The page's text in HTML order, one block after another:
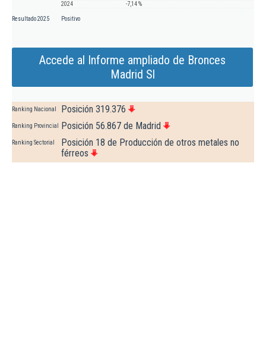
2024
-7,14 %
Resultado 2025 Positivo
Accede al Informe ampliado de Bronces
Madrid Sl
Ranking Nacional Posición 319.376
Ranking Provincial Posición 56.867 de Madrid
Ranking Sectorial
Posición 18 de Producción de otros metales no
férreos